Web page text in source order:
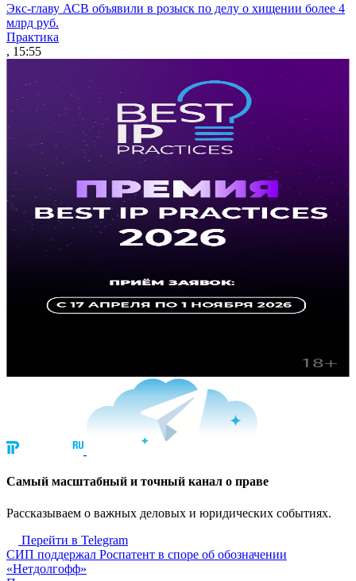
Экс-главу АСВ объявили в розыск по делу о хищении более 4
млрд руб.
Практика
, 15:55
Cамый масштабный и точный канал о праве
Рассказываем о важных деловых и юридических событиях.
Перейти в Telegram
СИП поддержал Роспатент в споре об обозначении
«Нетдолгофф»